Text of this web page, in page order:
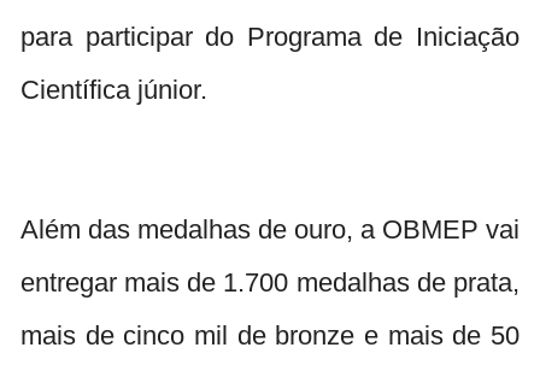
para participar do Programa de Iniciação
Científica júnior.
Além das medalhas de ouro, a OBMEP vai
entregar mais de 1.700 medalhas de prata,
mais de cinco mil de bronze e mais de 50